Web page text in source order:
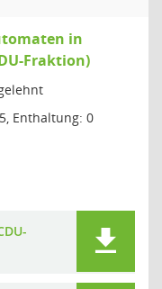
in
Fraktion)
Enthaltung: 0